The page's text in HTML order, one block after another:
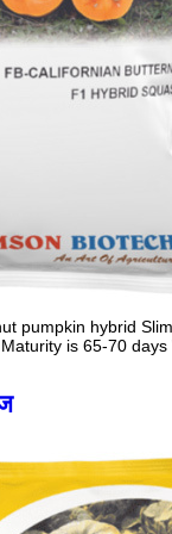
pumpkin hybrid
is 65-70